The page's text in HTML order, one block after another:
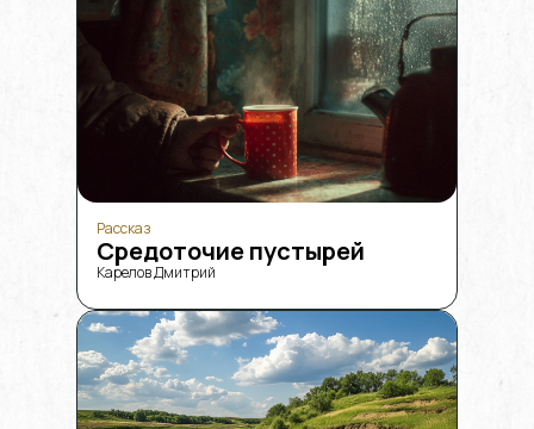
Рассказ
Средоточие пустырей
Карелов Дмитрий